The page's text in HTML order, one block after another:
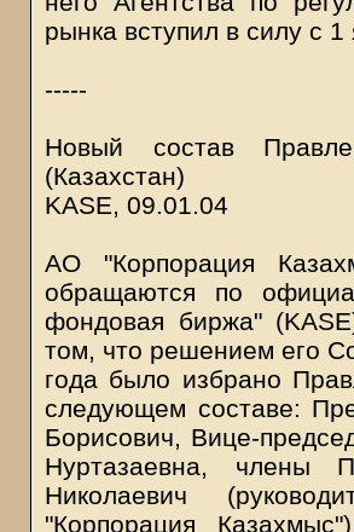
рынка вступил в силу с
-----
Новый состав
(Казахстан)
KASE, 09.01.04
АО "Корпорация
обращаются по
фондовая биржа"
том, что решением его
года было избрано
следующем составе:
Борисович, Вице-
Нуртазаевна, члены
Николаевич
"Корпорация